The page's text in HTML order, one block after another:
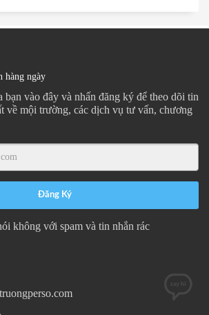
hàng ngày
vào đây và nhấn đăng ký để theo dõi tin
về mội trường, các dịch vụ tư vấn, chương
không với spam và tin nhắn rác